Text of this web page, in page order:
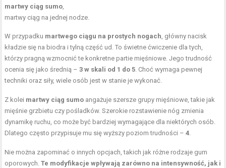
martwy ciąg sumo,
martwy ciąg na jednej nodze.
W przypadku martwego ciągu na prostych nogach, główny nacisk
kładzie się na biodra i tylną część ud. To świetne ćwiczenie dla tych,
którzy pragną wzmocnić te konkretne partie mięśniowe. Jego trudność
ocenia się jako średnią –3 w skali od 1 do 5. Choć wymaga pewnej
techniki oraz siły, wiele osób jest w stanie je wykonać.
Z kolei martwy ciąg sumo angażuje szersze grupy mięśniowe, takie jak
mięśnie grzbietu czy pośladków. Szerokie rozstawienie nóg zmienia
dynamikę ruchu, co może być bardziej wymagające dla niektórych osób.
Dlatego często przypisuje mu się wyższy poziom trudności –4.
Nie można zapominać o innych opcjach, takich jak różne rodzaje gum
oporowych.Te modyfikacje wpływają zarówno na intensywność, jak i